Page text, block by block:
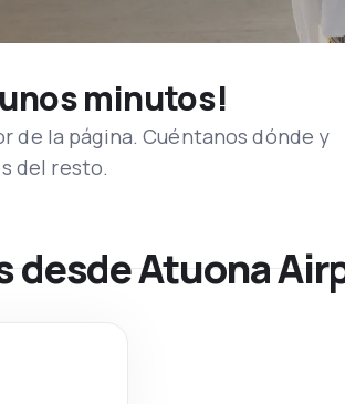
minutos!
de la página. Cuéntanos dónde y
del resto.
desde Atuona